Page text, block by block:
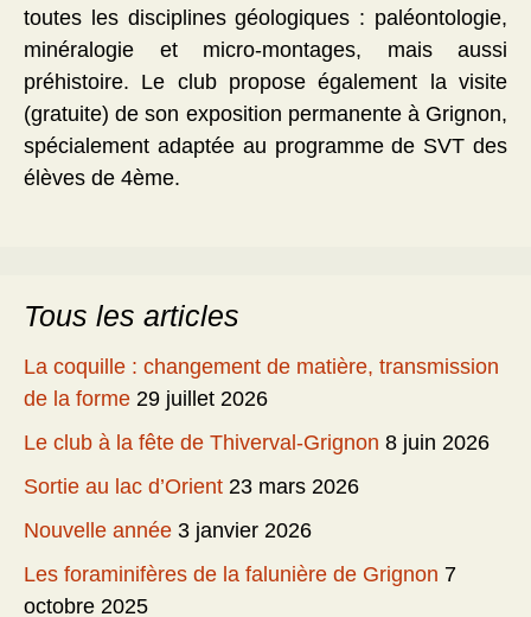
toutes les disciplines géologiques : paléontologie,
minéralogie et micro-montages, mais aussi
préhistoire. Le club propose également la visite
(gratuite) de son exposition permanente à Grignon,
spécialement adaptée au programme de SVT des
élèves de 4ème.
Tous les articles
La coquille : changement de matière, transmission
de la forme 29 juillet 2026
Le club à la fête de Thiverval-Grignon 8 juin 2026
Sortie au lac d’Orient 23 mars 2026
Nouvelle année 3 janvier 2026
Les foraminifères de la falunière de Grignon 7
octobre 2025